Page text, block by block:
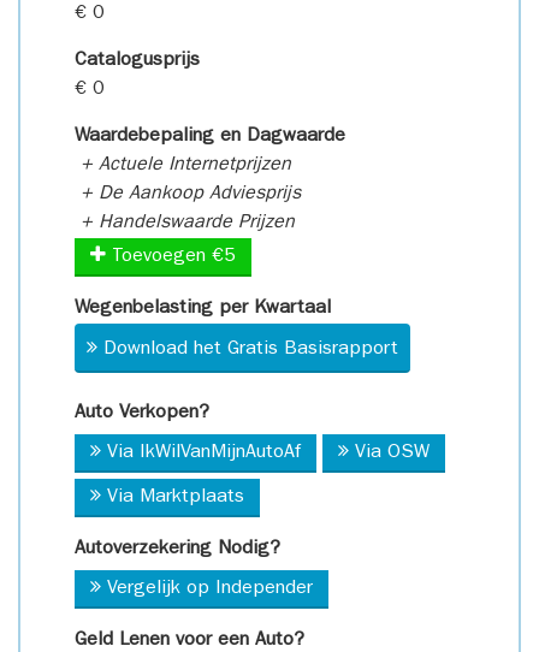
€ 0
Catalogusprijs
€ 0
Waardebepaling en Dagwaarde
+ Actuele Internetprijzen
+ De Aankoop Adviesprijs
+ Handelswaarde Prijzen
Toevoegen €5
Wegenbelasting per Kwartaal
Download het Gratis Basisrapport
Auto Verkopen?
Via IkWilVanMijnAutoAf Via OSW
Via Marktplaats
Autoverzekering Nodig?
Vergelijk op Independer
Geld Lenen voor een Auto?